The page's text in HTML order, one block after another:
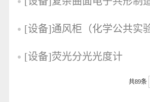
[设备]通风柜（化学公共实
[设备]荧光分光光度计
共89条